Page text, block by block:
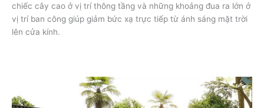
chiếc cây cao ở vị trí thông tầng và những khoảng đua ra lớn ở
vị trí ban công giúp giảm bức xạ trực tiếp từ ánh sáng mặt trời
lên cửa kính.